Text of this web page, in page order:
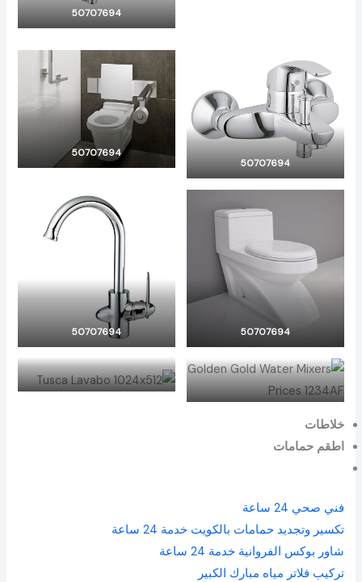
50707694
50707694
50707694
50707694
50707694
خلاطات
اطقم حمامات
فني صحي 24 ساعة
تكسير وتجديد حمامات بالكويت خدمة 24 ساعة
شاور بوكس الفروانية خدمة 24 ساعة
تركيب فلاتر مياه مبارك الكبير